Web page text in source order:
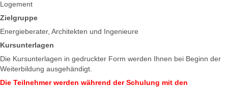
Logement
Zielgruppe
Energieberater, Architekten und Ingenieure
Kursunterlagen
Die Kursunterlagen in gedruckter Form werden Ihnen bei Beginn der
Weiterbildung ausgehändigt.
Die Teilnehmer werden während der Schulung mit den